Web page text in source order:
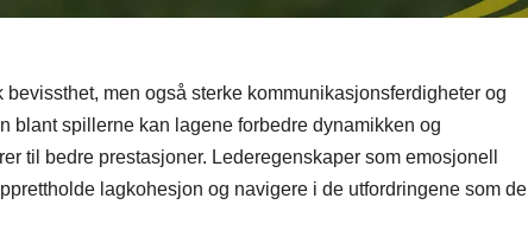
men også sterke kommunikasjonsferdigheter og
blant spillerne kan lagene forbedre dynamikken og
til bedre prestasjoner. Lederegenskaper som emosjonell
lagkohesjon og navigere i de utfordringene som